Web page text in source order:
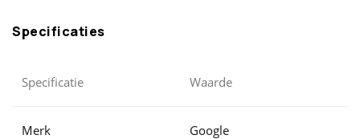
Specificaties
Specificatie Waarde
Merk Google